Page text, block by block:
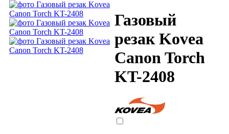
Газовый
резак Kovea
Canon Torch
KT-2408